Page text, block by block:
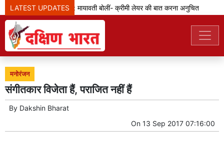
LATEST UPDATES
एससी-एसटी आरक्षण: मायावती बोलीं- क्रीमी लेयर की बात करना अनुचित
मनोरंजन
संगीतकार विजेता हैं, पराजित नहीं हैं
By Dakshin Bharat
On 13 Sep 2017 07:16:00